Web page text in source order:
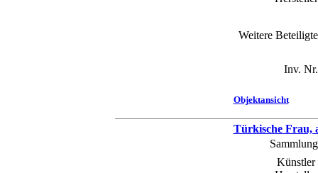
Weitere
Inv.
Objektansicht
Türkische Frau,
Künstler